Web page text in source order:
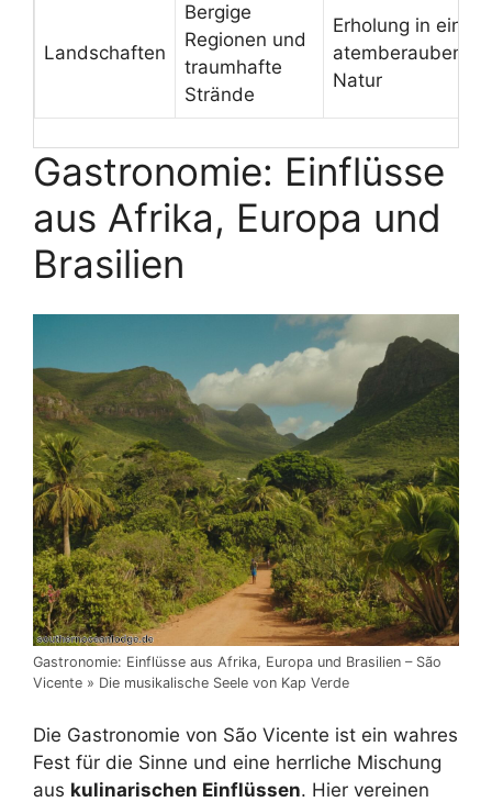
Landschaften
Bergige
Regionen und
traumhafte
Strände
Erholung in einer
Natur
Gastronomie: Einflüsse
aus Afrika, Europa und
Brasilien
Gastronomie: Einflüsse aus Afrika, Europa und Brasilien – São
Vicente » Die musikalische Seele von Kap Verde
Die Gastronomie von São Vicente ist ein wahres
Fest für die Sinne und eine herrliche Mischung
aus kulinarischen Einflüssen. Hier vereinen